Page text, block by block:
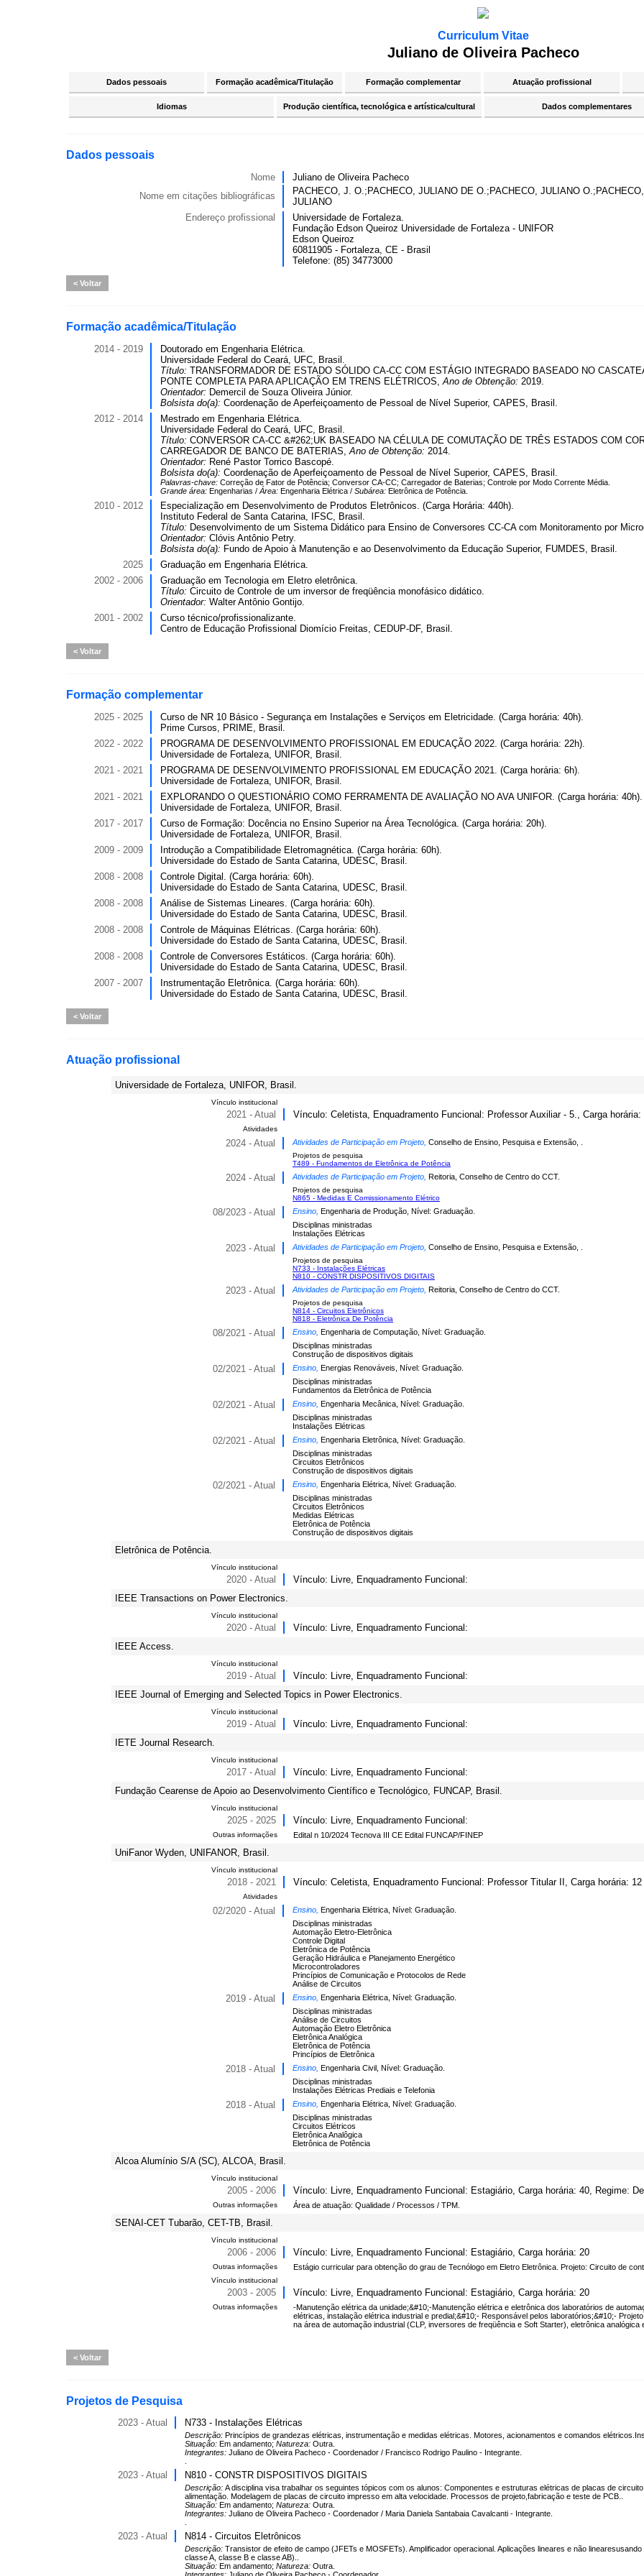
Curriculum Vitae
Juliano de Oliveira Pacheco
Dados pessoais Formação acadêmica/Titulação Formação complementar Atuação profissional
Idiomas Produção científica, tecnológica e artística/cultural Dados complementares
Dados pessoais
Nome
Juliano de Oliveira Pacheco
Nome em citações bibliográficas
PACHECO, J. O.;PACHECO, JULIANO DE O.;PACHECO, JULIANO
JULIANO
Endereço profissional
Universidade de Fortaleza.
Fundação Edson Queiroz Universidade de Fortaleza - UNIFOR
Edson Queiroz
60811905 - Fortaleza, CE - Brasil
Telefone: (85) 34773000
Voltar
Formação acadêmica/Titulação
2014 - 2019
Doutorado em Engenharia Elétrica.
Universidade Federal do Ceará, UFC, Brasil.
Título: TRANSFORMADOR DE ESTADO SÓLIDO CA-CC COM ESTÁGIO INTEGRADO BASEADO NO
PONTE COMPLETA PARA APLICAÇÃO EM TRENS ELÉTRICOS,Ano de Obtenção: 2019.
Orientador: Demercil de Souza Oliveira Júnior.
Bolsista do(a): Coordenação de Aperfeiçoamento de Pessoal de Nível Superior, CAPES, Brasil.
2012 - 2014
Mestrado em Engenharia Elétrica.
Universidade Federal do Ceará, UFC, Brasil.
Título: CONVERSOR CA-CC &#262;UK BASEADO NA CÉLULA DE COMUTAÇÃO DE TRÊS ESTADOS COM
CARREGADOR DE BANCO DE BATERIAS,Ano de Obtenção: 2014.
Orientador: René Pastor Torrico Bascopé.
Bolsista do(a): Coordenação de Aperfeiçoamento de Pessoal de Nível Superior, CAPES, Brasil.
Palavras-chave: Correção de Fator de Potência; Conversor CA-CC; Carregador de Baterias; Controle por Modo Corrente Média.
Grande área: Engenharias / Área: Engenharia Elétrica / Subárea: Eletrônica de Potência.
2010 - 2012
Especialização em Desenvolvimento de Produtos Eletrônicos. (Carga Horária: 440h).
Instituto Federal de Santa Catarina, IFSC, Brasil.
Título: Desenvolvimento de um Sistema Didático para Ensino de Conversores CC-CA com Monitoramento por
Orientador: Clóvis Antônio Petry.
Bolsista do(a): Fundo de Apoio à Manutenção e ao Desenvolvimento da Educação Superior, FUMDES, Brasil.
2025
Graduação em Engenharia Elétrica.
2002 - 2006
Graduação em Tecnologia em Eletro eletrônica.
Título: Circuito de Controle de um inversor de freqüência monofásico didático.
Orientador: Walter Antônio Gontijo.
2001 - 2002
Curso técnico/profissionalizante.
Centro de Educação Profissional Diomício Freitas, CEDUP-DF, Brasil.
Voltar
Formação complementar
2025 - 2025
Curso de NR 10 Básico - Segurança em Instalações e Serviços em Eletricidade. (Carga horária: 40h).
Prime Cursos, PRIME, Brasil.
2022 - 2022
PROGRAMA DE DESENVOLVIMENTO PROFISSIONAL EM EDUCAÇÃO 2022. (Carga horária: 22h).
Universidade de Fortaleza, UNIFOR, Brasil.
2021 - 2021
PROGRAMA DE DESENVOLVIMENTO PROFISSIONAL EM EDUCAÇÃO 2021. (Carga horária: 6h).
Universidade de Fortaleza, UNIFOR, Brasil.
2021 - 2021
EXPLORANDO O QUESTIONÁRIO COMO FERRAMENTA DE AVALIAÇÃO NO AVA UNIFOR. (Carga horária: 40h).
Universidade de Fortaleza, UNIFOR, Brasil.
2017 - 2017
Curso de Formação: Docência no Ensino Superior na Área Tecnológica. (Carga horária: 20h).
Universidade de Fortaleza, UNIFOR, Brasil.
2009 - 2009
Introdução a Compatibilidade Eletromagnética. (Carga horária: 60h).
Universidade do Estado de Santa Catarina, UDESC, Brasil.
2008 - 2008
Controle Digital. (Carga horária: 60h).
Universidade do Estado de Santa Catarina, UDESC, Brasil.
2008 - 2008
Análise de Sistemas Lineares. (Carga horária: 60h).
Universidade do Estado de Santa Catarina, UDESC, Brasil.
2008 - 2008
Controle de Máquinas Elétricas. (Carga horária: 60h).
Universidade do Estado de Santa Catarina, UDESC, Brasil.
2008 - 2008
Controle de Conversores Estáticos. (Carga horária: 60h).
Universidade do Estado de Santa Catarina, UDESC, Brasil.
2007 - 2007
Instrumentação Eletrônica. (Carga horária: 60h).
Universidade do Estado de Santa Catarina, UDESC, Brasil.
Voltar
Atuação profissional
Universidade de Fortaleza, UNIFOR, Brasil.
Vínculo institucional
2021 - Atual Vínculo: Celetista, Enquadramento Funcional: Professor Auxiliar - 5., Carga horária:
Atividades
2024 - Atual Atividades de Participação em Projeto, Conselho de Ensino, Pesquisa e Extensão, .
Projetos de pesquisa
T489 - Fundamentos de Eletrônica de Potência
2024 - Atual Atividades de Participação em Projeto, Reitoria, Conselho de Centro do CCT.
Projetos de pesquisa
N865 - Medidas E Comissionamento Elétrico
08/2023 - Atual Ensino, Engenharia de Produção, Nível: Graduação.
Disciplinas ministradas
Instalações Elétricas
2023 - Atual Atividades de Participação em Projeto, Conselho de Ensino, Pesquisa e Extensão, .
Projetos de pesquisa
N733 - Instalações Elétricas
N810 - CONSTR DISPOSITIVOS DIGITAIS
2023 - Atual Atividades de Participação em Projeto, Reitoria, Conselho de Centro do CCT.
Projetos de pesquisa
N814 - Circuitos Eletrônicos
N818 - Eletrônica De Potência
08/2021 - Atual Ensino, Engenharia de Computação, Nível: Graduação.
Disciplinas ministradas
Construção de dispositivos digitais
02/2021 - Atual Ensino, Energias Renováveis, Nível: Graduação.
Disciplinas ministradas
Fundamentos da Eletrônica de Potência
02/2021 - Atual Ensino, Engenharia Mecânica, Nível: Graduação.
Disciplinas ministradas
Instalações Elétricas
02/2021 - Atual Ensino, Engenharia Eletrônica, Nível: Graduação.
Disciplinas ministradas
Circuitos Eletrônicos
Construção de dispositivos digitais
02/2021 - Atual Ensino, Engenharia Elétrica, Nível: Graduação.
Disciplinas ministradas
Circuitos Eletrônicos
Medidas Elétricas
Eletrônica de Potência
Construção de dispositivos digitais
Eletrônica de Potência.
Vínculo institucional
2020 - Atual
Vínculo: Livre, Enquadramento Funcional:
IEEE Transactions on Power Electronics.
Vínculo institucional
2020 - Atual
Vínculo: Livre, Enquadramento Funcional:
IEEE Access.
Vínculo institucional
2019 - Atual
Vínculo: Livre, Enquadramento Funcional:
IEEE Journal of Emerging and Selected Topics in Power Electronics.
Vínculo institucional
2019 - Atual
Vínculo: Livre, Enquadramento Funcional:
IETE Journal Research.
Vínculo institucional
2017 - Atual
Vínculo: Livre, Enquadramento Funcional:
Fundação Cearense de Apoio ao Desenvolvimento Científico e Tecnológico, FUNCAP, Brasil.
Vínculo institucional
2025 - 2025 Vínculo: Livre, Enquadramento Funcional:
Outras informações Edital n 10/2024 Tecnova III CE Edital FUNCAP/FINEP
UniFanor Wyden, UNIFANOR, Brasil.
Vínculo institucional
2018 - 2021 Vínculo: Celetista, Enquadramento Funcional: Professor Titular II, Carga horária: 12
Atividades
02/2020 - Atual Ensino, Engenharia Elétrica, Nível: Graduação.
Disciplinas ministradas
Automação Eletro-Eletrônica
Controle Digital
Eletrônica de Potência
Geração Hidráulica e Planejamento Energético
Microcontroladores
Princípios de Comunicação e Protocolos de Rede
Análise de Circuitos
2019 - Atual Ensino, Engenharia Elétrica, Nível: Graduação.
Disciplinas ministradas
Análise de Circuitos
Automação Eletro Eletrônica
Eletrônica Analógica
Eletrônica de Potência
Princípios de Eletrônica
2018 - Atual Ensino, Engenharia Civil, Nível: Graduação.
Disciplinas ministradas
Instalações Elétricas Prediais e Telefonia
2018 - Atual Ensino, Engenharia Elétrica, Nível: Graduação.
Disciplinas ministradas
Circuitos Elétricos
Eletrônica Analôgica
Eletrônica de Potência
Alcoa Alumínio S/A (SC), ALCOA, Brasil.
Vínculo institucional
2005 - 2006 Vínculo: Livre, Enquadramento Funcional: Estagiário, Carga horária: 40, Regime:
Outras informações Área de atuação: Qualidade / Processos / TPM.
SENAI-CET Tubarão, CET-TB, Brasil.
Vínculo institucional
2006 - 2006 Vínculo: Livre, Enquadramento Funcional: Estagiário, Carga horária: 20
Outras informações Estágio curricular para obtenção do grau de Tecnólogo em Eletro Eletrônica. Projeto: Circuito de
Vínculo institucional
2003 - 2005 Vínculo: Livre, Enquadramento Funcional: Estagiário, Carga horária: 20
Outras informações
-Manutenção elétrica da unidade;&#10;-Manutenção elétrica e eletrônica dos laboratórios de
elétricas, instalação elétrica industrial e predial;&#10;- Responsável pelos laboratórios;&#10;-
na área de automação industrial (CLP, inversores de freqüência e Soft Starter), eletrônica analógica
Voltar
Projetos de Pesquisa
2023 - Atual N733 - Instalações Elétricas
Descrição: Princípios de grandezas elétricas, instrumentação e medidas elétricas. Motores, acionamentos e comandos
Situação: Em andamento; Natureza: Outra.
Integrantes: Juliano de Oliveira Pacheco - Coordenador / Francisco Rodrigo Paulino - Integrante.
2023 - Atual N810 - CONSTR DISPOSITIVOS DIGITAIS
Descrição: A disciplina visa trabalhar os seguintes tópicos com os alunos: Componentes e estruturas elétricas de placas de
alimentação. Modelagem de placas de circuito impresso em alta velocidade. Processos de projeto,fabricação e teste de PCB..
Situação: Em andamento; Natureza: Outra.
Integrantes: Juliano de Oliveira Pacheco - Coordenador / Maria Daniela Santabaia Cavalcanti - Integrante.
2023 - Atual N814 - Circuitos Eletrônicos
Descrição: Transistor de efeito de campo (JFETs e MOSFETs). Amplificador operacional. Aplicações lineares e não
classe A, classe B e classe AB)..
Situação: Em andamento; Natureza: Outra.